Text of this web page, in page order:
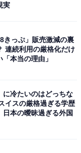
昌宏さんからな
組やドラマ出演な
いる理由かもしれ
実
きっぷ」販売激減の裏
連続利用の厳格化だけ
「本当の理由」
に冷たいのはどっちな
イスの厳格過ぎる学歴
日本の曖昧過ぎる外国